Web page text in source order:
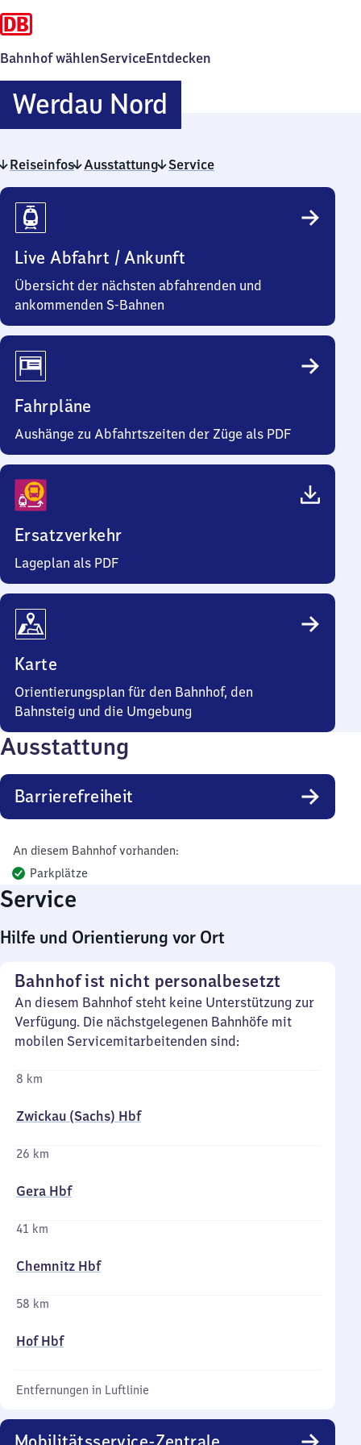
Bahnhof wählenServiceEntdecken
Werdau Nord
Nord
Reiseinfos Ausstattung Service
Reiseinfos
Live Abfahrt / Ankunft
Übersicht der nächsten abfahrenden und
ankommenden S-Bahnen
Fahrpläne
Aushänge zu Abfahrtszeiten der Züge als PDF
Ersatzverkehr
Lageplan als PDF
Karte
Orientierungsplan für den Bahnhof, den
Bahnsteig und die Umgebung
Ausstattung
Barrierefreiheit
An diesem Bahnhof vorhanden:
Parkplätze
Service
Hilfe und Orientierung vor Ort
Bahnhof ist nicht personalbesetzt
An diesem Bahnhof steht keine Unterstützung zur
Verfügung. Die nächstgelegenen Bahnhöfe mit
mobilen Servicemitarbeitenden sind:
8 km
Zwickau (Sachs) Hbf
26 km
Gera Hbf
41 km
Chemnitz Hbf
58 km
Hof Hbf
Entfernungen in Luftlinie